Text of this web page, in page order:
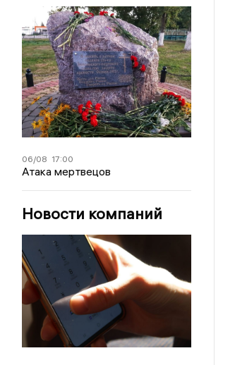
06/08 17:00
Атака мертвецов
Новости компаний